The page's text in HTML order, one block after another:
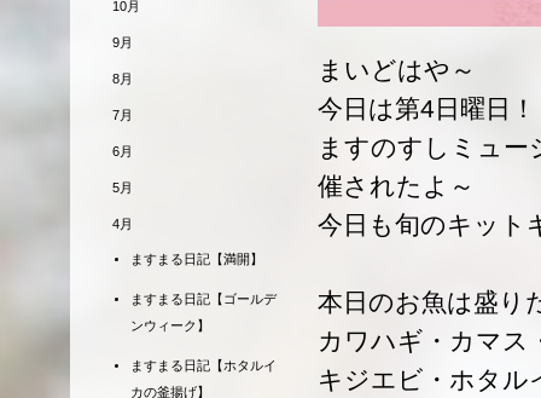
まいどはや～
今日は第4日曜日！
ますのすしミュ
催されたよ～
今日も旬のキット
本日のお魚は盛り
カワハギ・カマス
キジエビ・ホタル
10月
9月
8月
7月
6月
5月
4月
ますまる日記【満開】
ますまる日記【ゴールデ
ンウィーク】
ますまる日記【ホタルイ
カの釜揚げ】